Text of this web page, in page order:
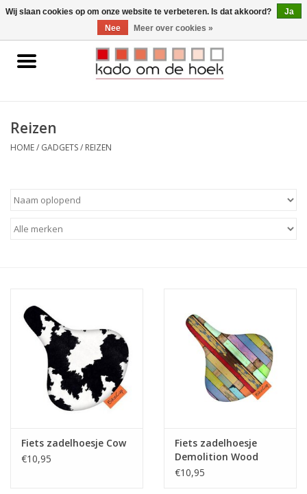
0 Artikelen - €0,00
Home
Gadgets
Reizen
HOME/ GADGETS/ REIZEN
Fiets zadelhoesje Cow
€10,95
Fiets zadelhoesje
Demolition Wood
€10,95
Wij slaan cookies op om onze website te verbeteren. Is dat akkoord?
Ja
Nee
Meer over cookies »